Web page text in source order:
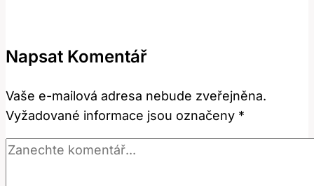
Odkryjte
anglických
frází!
Napsat Komentář
Vaše e-mailová adresa nebude zveřejněna.
Vyžadované informace jsou označeny *